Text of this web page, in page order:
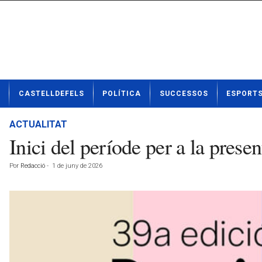
t
CASTELLDEFELS POLÍTICA SUCCESSOS ESPORTS
ACTUALITAT
Inici del període per a la
Por Redacció - 1 de juny de 2026